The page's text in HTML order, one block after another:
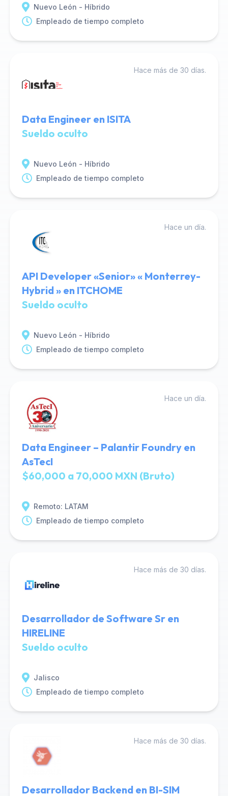
Nuevo León - Híbrido
Empleado de tiempo completo
Hace más de 30 días.
Data Engineer en ISITA
Sueldo oculto
Nuevo León - Híbrido
Empleado de tiempo completo
Hace un día.
API Developer «Senior» « Monterrey-
Hybrid » en ITCHOME
Sueldo oculto
Nuevo León - Híbrido
Empleado de tiempo completo
Hace un día.
Data Engineer – Palantir Foundry en
AsTecI
$60,000 a 70,000 MXN (Bruto)
Remoto: LATAM
Empleado de tiempo completo
Hace más de 30 días.
Desarrollador de Software Sr en
HIRELINE
Sueldo oculto
Jalisco
Empleado de tiempo completo
Hace más de 30 días.
Desarrollador Backend en BI-SIM